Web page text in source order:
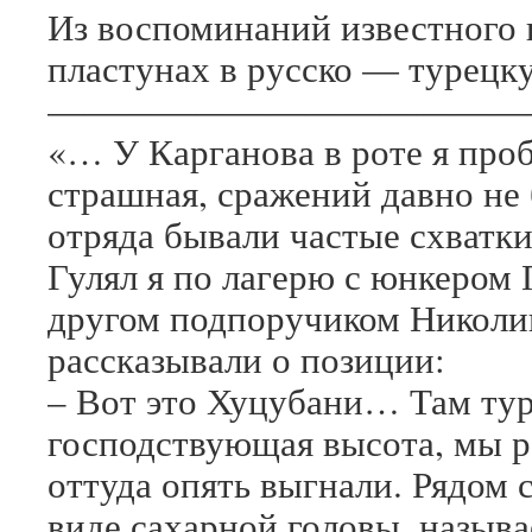
Из воспоминаний известного
пластунах в русско —
«… У Карганова в роте я
страшная, сражений давно
отряда бывали частые
Гулял я по лагерю с
другом подпоручиком
рассказывали о позиции:
– Вот это Хуцубани… Там
господствующая высота, мы
оттуда опять выгнали. Рядом